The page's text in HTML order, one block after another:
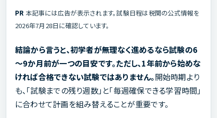
PR 本記事には広告が表示されます。試験日程は税関の公式情報を
2026年7月28日に確認しています。
結論から言うと、初学者が無理なく進めるなら試験の6
～9か月前が一つの目安です。ただし、1年前から始めな
ければ合格できない試験ではありません。開始時期より
も、「試験までの残り週数」と「毎週確保できる学習時間」
に合わせて計画を組み替えることが重要です。